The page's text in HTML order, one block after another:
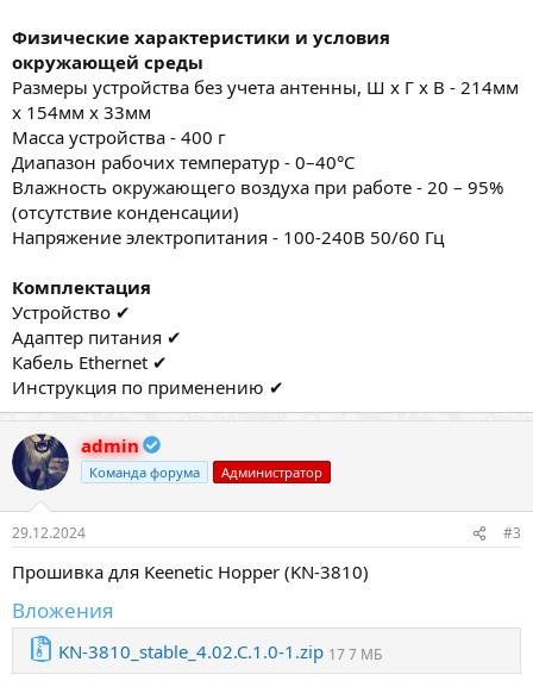
Физические характеристики и условия
окружающей среды
Размеры устройства без учета антенны, Ш x Г x В - 214мм
x 154мм x 33мм
Масса устройства - 400 г
Диапазон рабочих температур - 0–40°С
Влажность окружающего воздуха при работе - 20 – 95%
(отсутствие конденсации)
Напряжение электропитания - 100-240В 50/60 Гц
Комплектация
Устройство ✔
Адаптер питания ✔
Кабель Ethernet ✔
Инструкция по применению ✔
admin
Команда форума Администратор
29.12.2024 #3
Прошивка для Keenetic Hopper (KN-3810)
Вложения
KN-3810_stable_4.02.C.1.0-1.zip 17 7 МБ